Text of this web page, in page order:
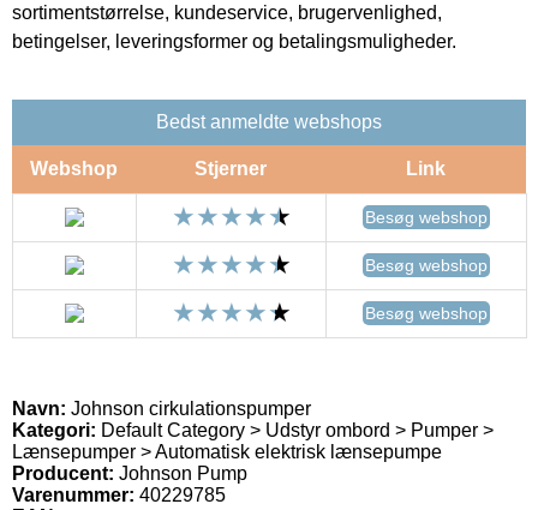
sortimentstørrelse, kundeservice, brugervenlighed,
betingelser, leveringsformer og betalingsmuligheder.
Bedst anmeldte webshops
Webshop Stjerner Link
Besøg webshop
Besøg webshop
Besøg webshop
Navn: Johnson cirkulationspumper
Kategori: Default Category > Udstyr ombord > Pumper >
Lænsepumper > Automatisk elektrisk lænsepumpe
Producent: Johnson Pump
Varenummer: 40229785